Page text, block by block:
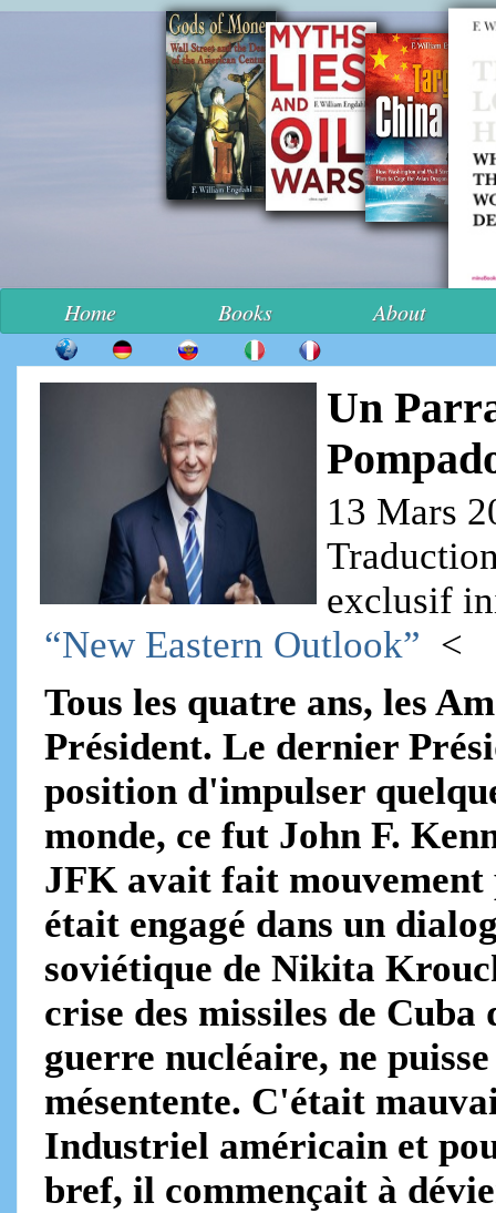
Home Books About
Un
13 Mars
exclusif
“New Eastern Outlook” <
Tous les quatre ans, les
Président. Le dernier
position d'impulser
monde, ce fut John F.
JFK avait fait mouvement
était engagé dans un
soviétique de Nikita
crise des missiles de
guerre nucléaire, ne
mésentente. C'était
Industriel américain et
bref, il commençait à